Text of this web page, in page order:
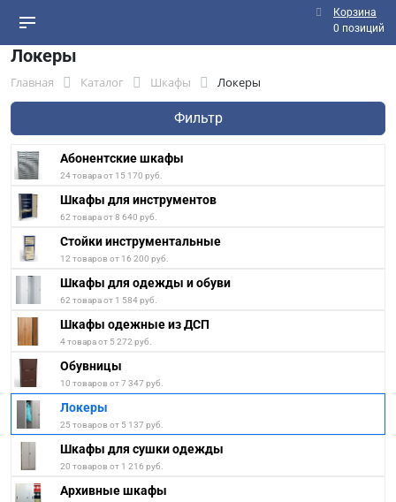
Корзина
0 позиций
Локеры
Главная Каталог Шкафы Локеры
Фильтр
Абонентские шкафы
24 товара от 15 170 руб.
Шкафы для инструментов
62 товара от 8 640 руб.
Стойки инструментальные
12 товаров от 16 200 руб.
Шкафы для одежды и обуви
62 товара от 1 584 руб.
Шкафы одежные из ДСП
4 товара от 5 272 руб.
Обувницы
10 товаров от 7 347 руб.
Локеры
25 товаров от 5 137 руб.
Шкафы для сушки одежды
20 товаров от 1 216 руб.
Архивные шкафы